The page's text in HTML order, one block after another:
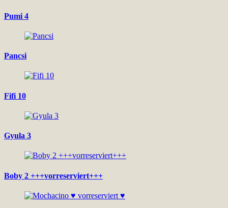
Pumi 4
Pancsi
Fifi 10
Gyula 3
Boby 2 +++vorreserviert+++